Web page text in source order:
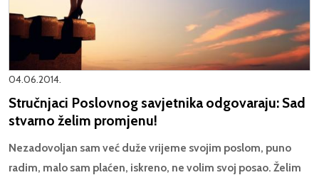
04.06.2014.
Stručnjaci Poslovnog savjetnika odgovaraju: Sad
stvarno želim promjenu!
Nezadovoljan sam već duže vrijeme svojim poslom, puno
radim, malo sam plaćen, iskreno, ne volim svoj posao. Želim